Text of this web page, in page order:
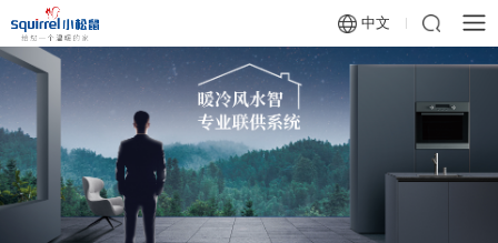
中文